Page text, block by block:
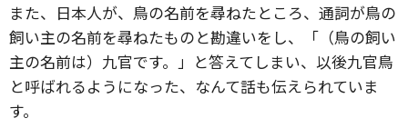
また、日本人が、鳥の名前を尋ねたところ、通詞が鳥の
飼い主の名前を尋ねたものと勘違いをし、「（鳥の飼い
主の名前は）九官です。」と答えてしまい、以後九官鳥
と呼ばれるようになった、なんて話も伝えられていま
す。